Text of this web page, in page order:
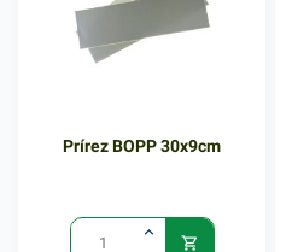
Prírez BOPP 30x9cm